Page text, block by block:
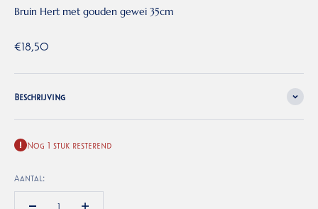
Bruin Hert met gouden gewei 35cm
Aanbiedingsprijs
€18,50
Beschrijving
Nog 1 stuk resterend
Aantal: